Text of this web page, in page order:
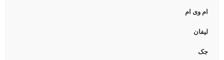
ام وی ام
لیفان
جک